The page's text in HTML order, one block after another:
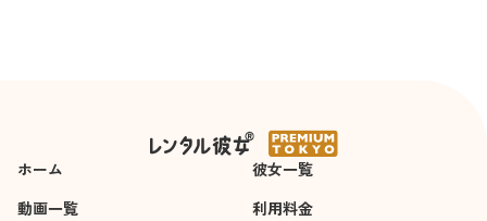
ホーム
彼女一覧
動画一覧
利用料金